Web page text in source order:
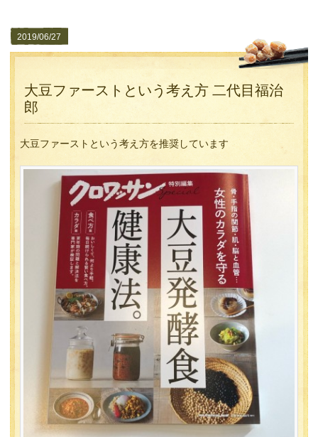
2019/06/27
大豆ファーストという考え方 二代目福治
郎
大豆ファーストという考え方を推奨しています